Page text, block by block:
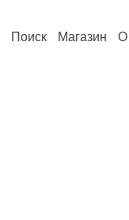
Поиск Магазин О